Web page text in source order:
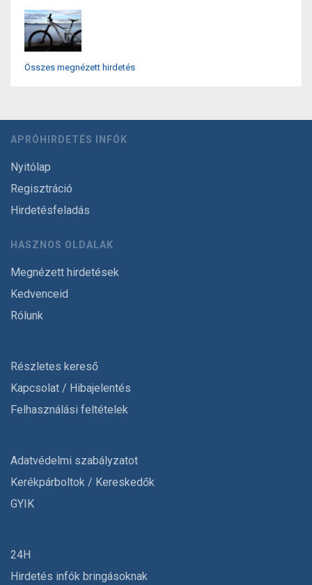
Összes megnézett hirdetés
APRÓHIRDETÉS INFÓK
Nyitólap
Regisztráció
Hirdetésfeladás
HASZNOS OLDALAK
Megnézett hirdetések
Kedvenceid
Rólunk
Részletes kereső
Kapcsolat / Hibajelentés
Felhasználási feltételek
Adatvédelmi szabályzatot
Kerékpárboltok / Kereskedők
GYIK
24H
Hirdetés infók bringásoknak